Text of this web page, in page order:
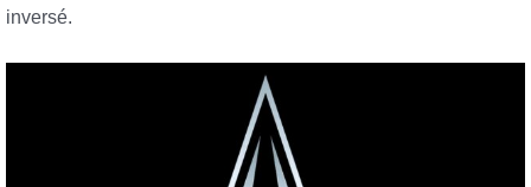
inversé.